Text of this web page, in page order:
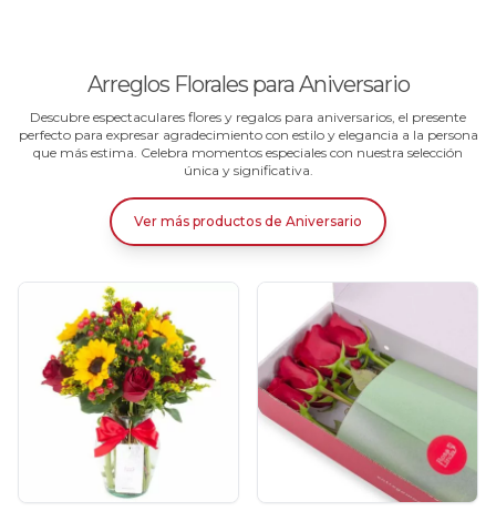
Arreglos Florales para Aniversario
Descubre espectaculares flores y regalos para aniversarios, el presente
perfecto para expresar agradecimiento con estilo y elegancia a la persona
que más estima. Celebra momentos especiales con nuestra selección
única y significativa.
Ver más productos de Aniversario